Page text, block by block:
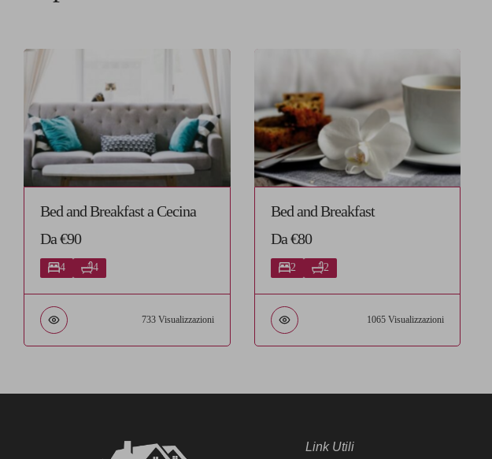
Bed and Breakfast a Cecina
Da €90
4 4
733 Visualizzazioni
Bed and Breakfast
Da €80
2 2
1065 Visualizzazioni
Link Utili